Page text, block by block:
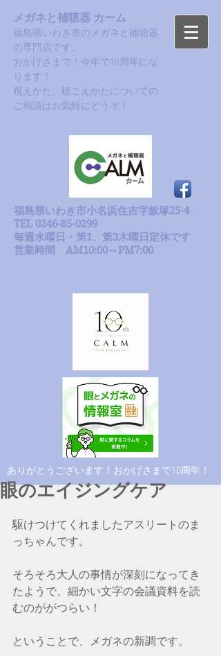
メガネと補聴器 カーム
福島県いわき市のメガネと補聴器
の専門店です。
おかげさまで！今年で10周年にな
ります！​
​視えかた、聴こえかたについての
ご相談はお気軽にどうぞ！
福島県いわき市小名浜住吉字飯塚25-4
TEL 0246-85-0299
毎週水曜日・第1、第3木曜日定休です
​営業時間 AM10:00～PM7:00
​ありがとうございます！おかげさまで10周年！
眼のエイジングケア
駆けつけてくれましたアスリートのま
っちゃんです。
そろそろ大人の事情が深刻になってき
たようで、細かい文字の会議資料を読
むのががつらい！
ということで、メガネの新調です。